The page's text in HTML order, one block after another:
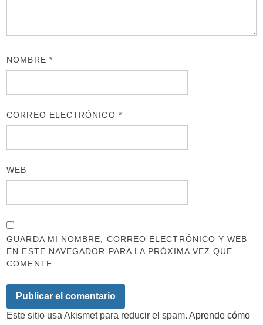
NOMBRE *
CORREO ELECTRÓNICO *
WEB
GUARDA MI NOMBRE, CORREO ELECTRÓNICO Y WEB
EN ESTE NAVEGADOR PARA LA PRÓXIMA VEZ QUE
COMENTE.
Este sitio usa Akismet para reducir el spam.Aprende cómo